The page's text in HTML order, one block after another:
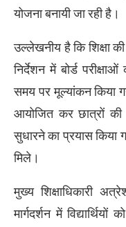
योजना बनायी जा रही है।
उल्लेखनीय है कि शिक्षा
निर्देशन में बोर्ड
समय पर मूल्यांकन किया
आयोजित कर छात्रों की
सुधारने का प्रयास किया
मिले।
मुख्य शिक्षाधिकारी
मार्गदर्शन में